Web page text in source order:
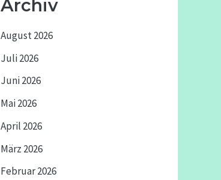
Archiv
August 2026
Juli 2026
Juni 2026
Mai 2026
April 2026
März 2026
Februar 2026